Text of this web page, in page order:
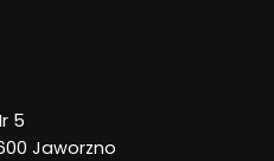
5
Jaworzno